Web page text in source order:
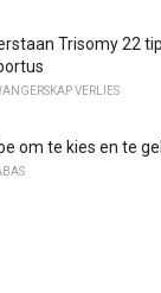
​​Trisomy 22
VERLIES
om te kies en te